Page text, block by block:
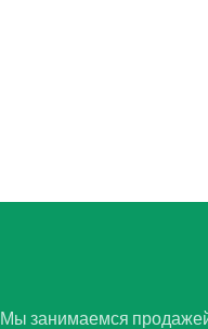
Мы занимаемся